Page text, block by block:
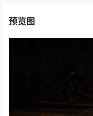
预览图